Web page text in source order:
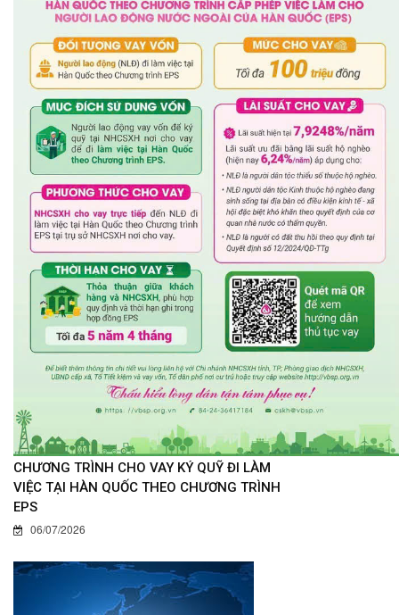
CHƯƠNG TRÌNH CHO VAY KÝ QUỸ ĐI LÀM
VIỆC TẠI HÀN QUỐC THEO CHƯƠNG TRÌNH
EPS
06/07/2026